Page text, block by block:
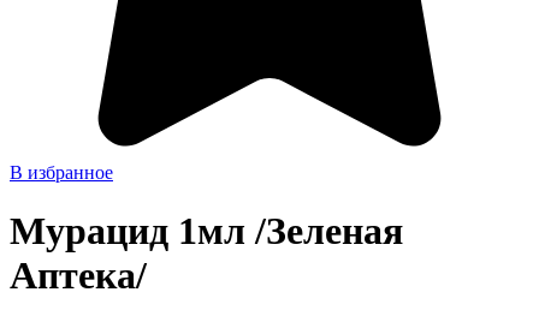
В избранное
Мурацид 1мл /Зеленая
Аптека/